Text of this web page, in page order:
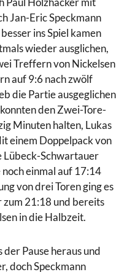
Jan-Eric Speckmann
ins Spiel kamen
wieder ausglichen,
Treffern von Nickelsen
auf 9:6 nach zwölf
die Partie ausgeglichen
den Zwei-Tore-
Minuten halten, Lukas
einem Doppelpack von
Lübeck-Schwartauer
einmal auf 17:14
von drei Toren ging es
zum 21:18 und bereits
in die Halbzeit.
Pause heraus und
doch Speckmann